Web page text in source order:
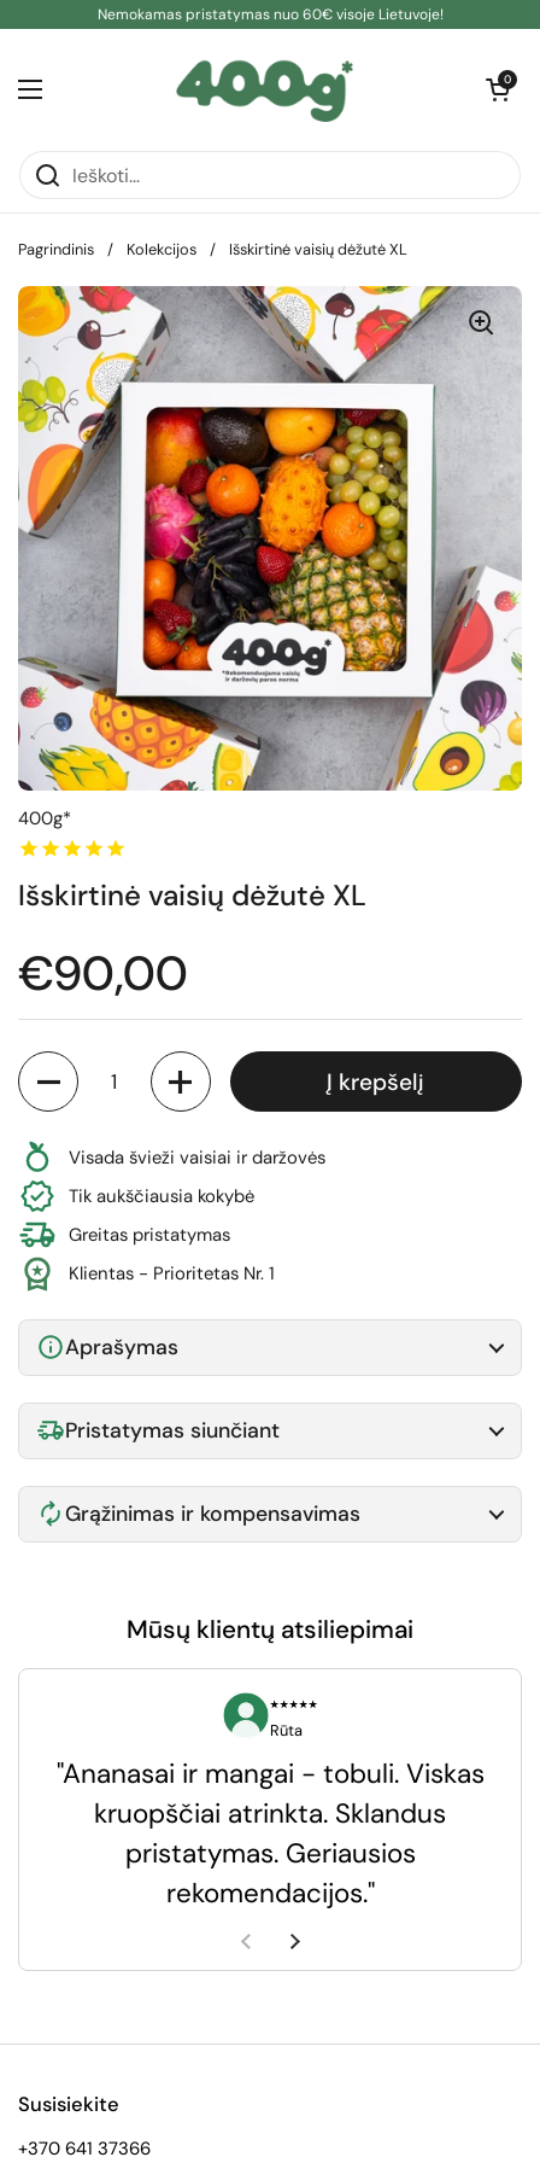
Pereiti prie turinioNemokamas pristatymas nuo 60€ visoje Lietuvoje!
Atidaryti meniu
Atidaryti
0
Pagrindinis / Kolekcijos / Išskirtinė vaisių dėžutė XL
400g*
Išskirtinė vaisių dėžutė XL
Normali kaina
€90,00
Kiekis
Į krepšelį
Visada švieži vaisiai ir daržovės
Tik aukščiausia kokybė
Greitas pristatymas
Klientas - Prioritetas Nr. 1
Aprašymas
Pristatymas siunčiant
Grąžinimas ir kompensavimas
Mūsų klientų atsiliepimai
⭑⭑⭑⭑⭑
Rūta
"Ananasai ir mangai - tobuli. Viskas
kruopščiai atrinkta. Sklandus
pristatymas. Geriausios
rekomendacijos."
Ankstesnė skaidrė
Kita skaidrė
Susisiekite
+370 641 37366